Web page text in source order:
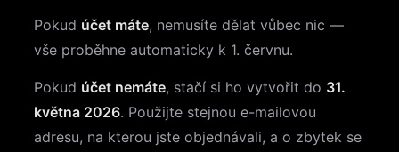
Pokud účet máte, nemusíte dělat vůbec nic —
vše proběhne automaticky k 1. červnu.
Pokud účet nemáte, stačí si ho vytvořit do 31.
května 2026. Použijte stejnou e-mailovou
adresu, na kterou jste objednávali, a o zbytek se